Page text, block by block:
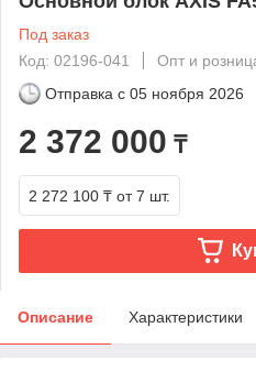
Под заказ
Код: 02196-041
Опт и
Отправка с 05 ноября 2026
2 372 000 ₸
2 272 100 ₸ от 7 шт.
Описание Характеристики